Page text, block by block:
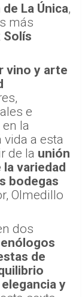
La Única,
más
Solís
vino y arte
e
la
a esta
de la unión
variedad
bodegas
Olmedillo
dos
de
y